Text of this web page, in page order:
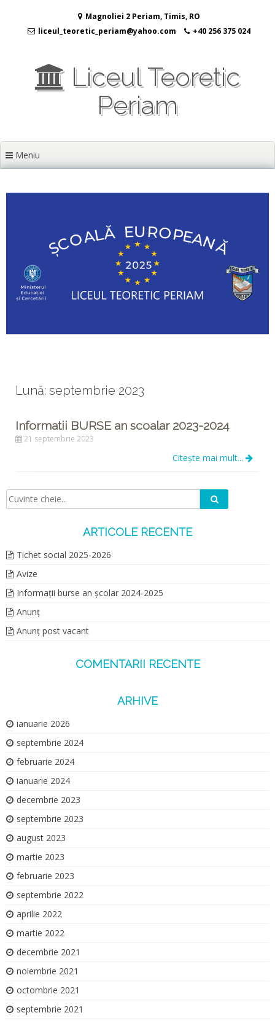
conținut
Magnoliei 2 Periam, Timis, RO
liceul_teoretic_periam@yahoo.com
+40 256 375 024
Liceul Teoretic
Periam
Meniu
Lună: septembrie 2023
Informatii BURSE an scoalar 2023-2024
21 septembrie 2023
Citește mai mult...
ARTICOLE RECENTE
Tichet social 2025-2026
Avize
Informații burse an școlar 2024-2025
Anunț
Anunț post vacant
COMENTARII RECENTE
ARHIVE
ianuarie 2026
septembrie 2024
februarie 2024
ianuarie 2024
decembrie 2023
septembrie 2023
august 2023
martie 2023
februarie 2023
septembrie 2022
aprilie 2022
martie 2022
decembrie 2021
noiembrie 2021
octombrie 2021
septembrie 2021